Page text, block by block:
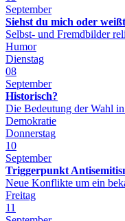
September
Siehst du mich oder
Selbst- und Fremdbilder
Humor
Dienstag
08
September
Historisch?
Die Bedeutung der Wahl
Demokratie
Donnerstag
10
September
Triggerpunkt
Neue Konflikte um ein
Freitag
11